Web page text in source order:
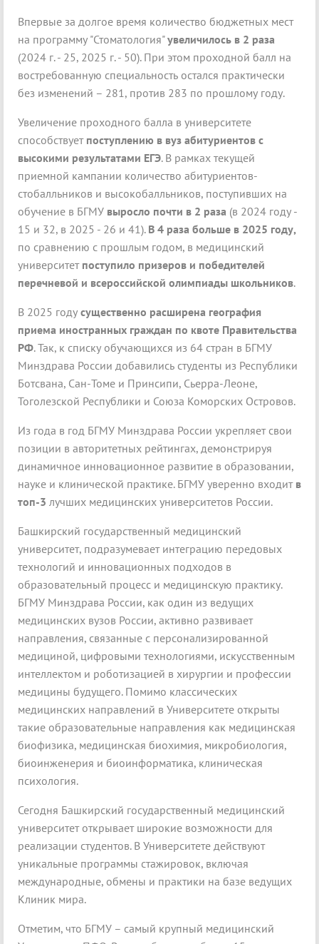
Впервые за долгое время количество бюджетных мест
на программу "Стоматология"увеличилось в 2 раза
(2024 г. - 25, 2025 г. - 50). При этом проходной балл на
востребованную специальность остался практически
без изменений – 281, против 283 по прошлому году.
Увеличение проходного балла в университете
способствует поступлению в вуз абитуриентов с
высокими результатами ЕГЭ. В рамках текущей
приемной кампании количество абитуриентов-
стобалльников и высокобалльников, поступивших на
обучение в БГМУ выросло почти в 2 раза (в 2024 году -
15 и 32, в 2025 - 26 и 41). В 4 раза больше в 2025 году,
по сравнению с прошлым годом, в медицинский
университет поступило призеров и победителей
перечневой и всероссийской олимпиады школьников.
В 2025 году существенно расширена география
приема иностранных граждан по квоте Правительства
РФ. Так, к списку обучающихся из 64 стран в БГМУ
Минздрава России добавились студенты из Республики
Ботсвана, Сан-Томе и Принсипи, Сьерра-Леоне,
Тоголезской Республики и Союза Коморских Островов.
Из года в год БГМУ Минздрава России укрепляет свои
позиции в авторитетных рейтингах, демонстрируя
динамичное инновационное развитие в образовании,
науке и клинической практике. БГМУ уверенно входит в
топ-3 лучших медицинских университетов России.
Башкирский государственный медицинский
университет, подразумевает интеграцию передовых
технологий и инновационных подходов в
образовательный процесс и медицинскую практику.
БГМУ Минздрава России, как один из ведущих
медицинских вузов России, активно развивает
направления, связанные с персонализированной
медициной, цифровыми технологиями, искусственным
интеллектом и роботизацией в хирургии и профессии
медицины будущего. Помимо классических
медицинских направлений в Университете открыты
такие образовательные направления как медицинская
биофизика, медицинская биохимия, микробиология,
биоинженерия и биоинформатика, клиническая
психология.
Сегодня Башкирский государственный медицинский
университет открывает широкие возможности для
реализации студентов. В Университете действуют
уникальные программы стажировок, включая
международные, обмены и практики на базе ведущих
Клиник мира.
Отметим, что БГМУ – самый крупный медицинский